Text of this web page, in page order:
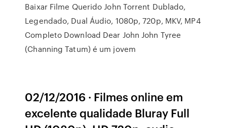
Baixar Filme Querido John Torrent Dublado,
Legendado, Dual Áudio, 1080p, 720p, MKV, MP4
Completo Download Dear John John Tyree
(Channing Tatum) é um jovem
02/12/2016 · Filmes online em
excelente qualidade Bluray Full